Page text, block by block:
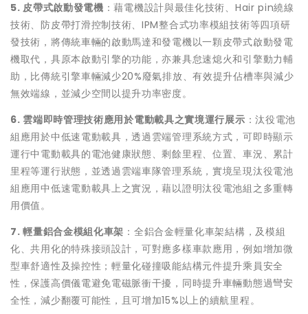
5.皮帶式啟動發電機 ：藉電機設計與最佳化技術、Hair pin繞線
技術、防皮帶打滑控制技術、IPM整合式功率模組技術等四項研
發技術，將傳統車輛的啟動馬達和發電機以一顆皮帶式啟動發電
機取代，具原本啟動引擎的功能，亦兼具怠速熄火和引擎動力輔
助，比傳統引擎車輛減少20%廢氣排放、有效提升佔槽率與減少
無效端線，並減少空間以提升功率密度。
6. 雲端即時管理技術應用於電動載具之實境運行展示 ：汰役電池
組應用於中低速電動載具，透過雲端管理系統方式，可即時顯示
運行中電動載具的電池健康狀態、剩餘里程、位置、車況、累計
里程等運行狀態，並透過雲端車隊管理系統，實境呈現汰役電池
組應用中低速電動載具上之實況，藉以證明汰役電池組之多重轉
用價值。
7.輕量鋁合金模組化車架 ：全鋁合金輕量化車架結構，及模組
化、共用化的特殊接頭設計，可對應多樣車款應用，例如增加微
型車舒適性及操控性；輕量化碰撞吸能結構元件提升乘員安全
性，保護高價儀電避免電磁脈衝干擾，同時提升車輛動態過彎安
全性，減少翻覆可能性，且可增加15%以上的續航里程。